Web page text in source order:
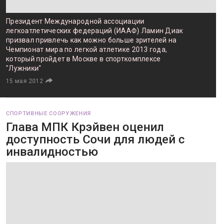
Президент Международной ассоциации
легкоатлетических федераций (ИААФ) Ламин Диак
призвал привлечь как можно больше зрителей на
Чемпионат мира по легкой атлетике 2013 года,
который пройдет в Москве в спорткомплексе
"Лужники"
15 мая 2012
СПОРТИВНЫЕ СООРУЖЕНИЯ
Глава МПК Крэйвен оценил
доступность Сочи для людей с
инвалидностью